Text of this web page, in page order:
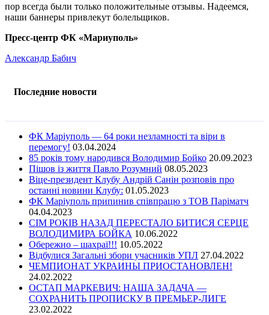
пор всегда были только положительные отзывы. Надеемся,
наши баннеры привлекут болельщиков.
Пресс-центр ФК «Мариуполь»
Александр Бабич
Последние новости
ФК Маріуполь — 64 роки незламності та віри в
перемогу! 03.04.2024
85 років тому народився Володимир Бойко 20.09.2023
Пішов із життя Павло Розумний 08.05.2023
Віце-президент Клубу Андрій Санін розповів про
останні новини Клубу: 01.05.2023
ФК Маріуполь припинив співпрацю з ТОВ Паріматч
04.04.2023
СІМ РОКІВ НАЗАД ПЕРЕСТАЛО БИТИСЯ СЕРЦЕ
ВОЛОДИМИРА БОЙКА 10.06.2022
Обережно – шахраї!!! 10.05.2022
Відбулися Загальні збори учасників УПЛ 27.04.2022
ЧЕМПИОНАТ УКРАИНЫ ПРИОСТАНОВЛЕН!
24.02.2022
ОСТАП МАРКЕВИЧ: НАША ЗАДАЧА —
СОХРАНИТЬ ПРОПИСКУ В ПРЕМЬЕР-ЛИГЕ
23.02.2022